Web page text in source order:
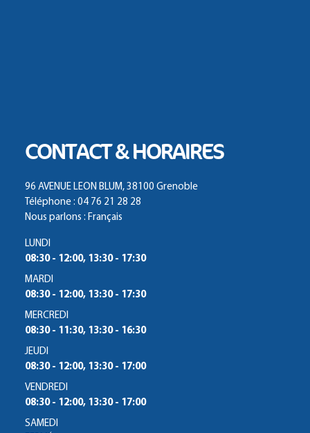
CONTACT & HORAIRES
96 AVENUE LEON BLUM, 38100 Grenoble
Téléphone : 04 76 21 28 28
Nous parlons : Français
LUNDI
08:30 - 12:00, 13:30 - 17:30
MARDI
08:30 - 12:00, 13:30 - 17:30
MERCREDI
08:30 - 11:30, 13:30 - 16:30
JEUDI
08:30 - 12:00, 13:30 - 17:00
VENDREDI
08:30 - 12:00, 13:30 - 17:00
SAMEDI